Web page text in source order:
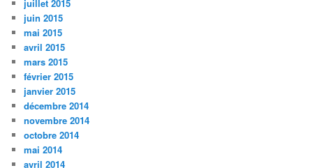
juillet 2015
juin 2015
mai 2015
avril 2015
mars 2015
février 2015
janvier 2015
décembre 2014
novembre 2014
octobre 2014
mai 2014
avril 2014